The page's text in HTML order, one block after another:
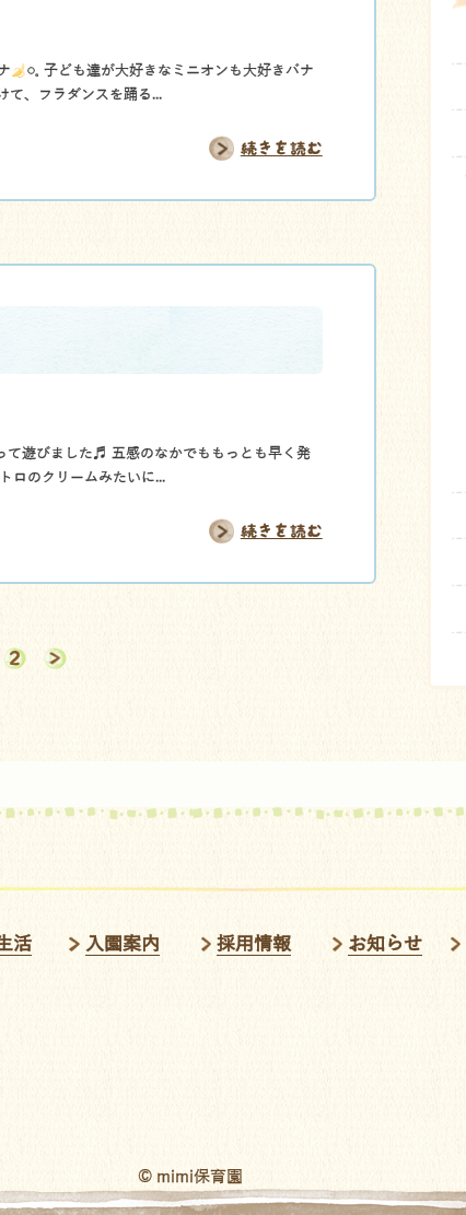
𓏸𓈒 子ども達が大好きなミニオンも大好きバナ
、フラダンスを踊る...
続きを読む
遊びました♬ 五感のなかでももっとも早く発
ロのクリームみたいに...
続きを読む
2
活 入園案内 採用情報 お知らせ
© mimi保育園